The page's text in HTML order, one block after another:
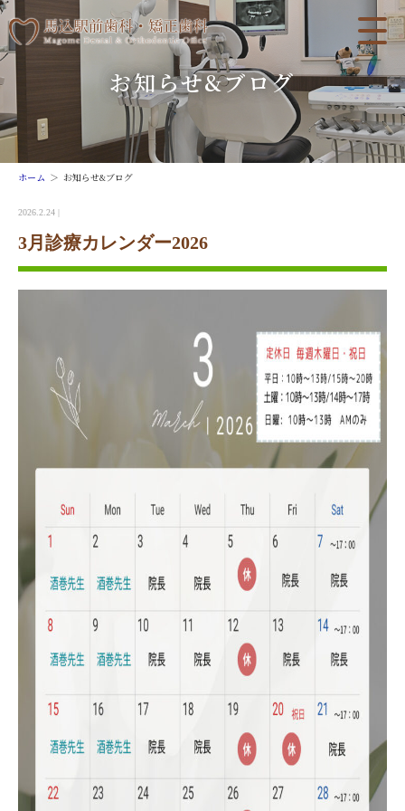
お知らせ&ブログ
ホーム お知らせ&ブログ
2026.2.24 |
3月診療カレンダー2026